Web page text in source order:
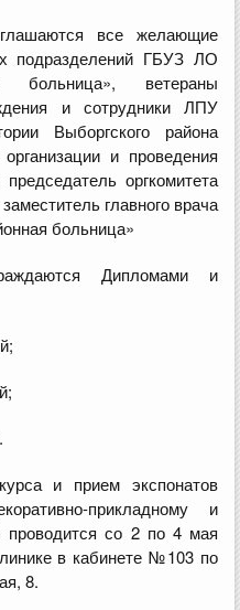
все желающие
подразделений ГБУЗ ЛО
больница», ветераны
и сотрудники ЛПУ
Выборгского района
и проведения
оргкомитета
главного врача
больница»
Дипломами и
и прием экспонатов
прикладному и
проводится со 2 по 4 мая
в кабинете №103 по
8.